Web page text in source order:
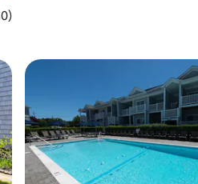
შეფასებაა 5‑დან 4,83, 40